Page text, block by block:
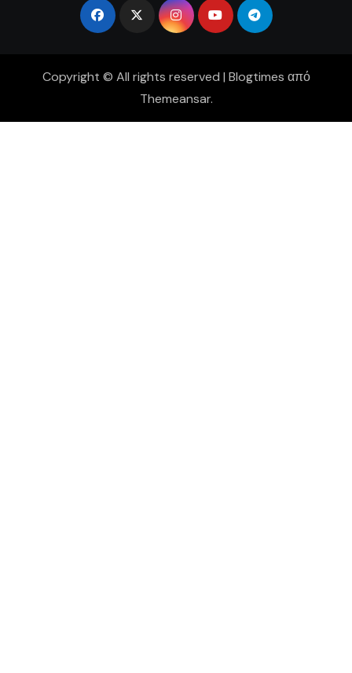
Copyright © All rights reserved | Blogtimes από
Themeansar.